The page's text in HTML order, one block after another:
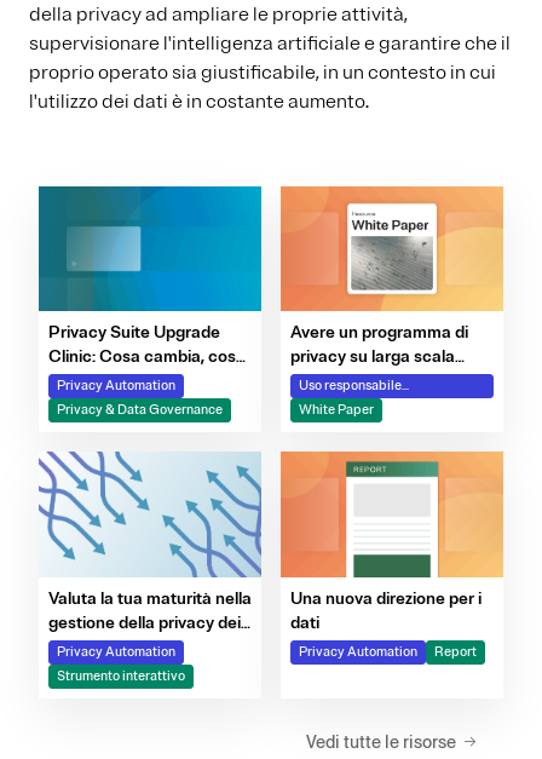
della privacy ad ampliare le proprie attività,
supervisionare l'intelligenza artificiale e garantire che il
proprio operato sia giustificabile, in un contesto in cui
l'utilizzo dei dati è in costante aumento.
Privacy Suite Upgrade
Clinic: Cosa cambia, cosa
migliora e come ottenere
valore rapidamente
Privacy Automation
Privacy & Data Governance
Avere un programma di
privacy su larga scala
senza utilizzare l'IA è
impossibile: la nuova era
della gestione della
privacy
Uso responsabile
dell'intelligenza artificiale
White Paper
Valuta la tua maturità nella
gestione della privacy dei
dati con la nostra
valutazione
Privacy Automation
Strumento interattivo
Una nuova direzione per i
dati
Privacy Automation Report
Vedi tutte le risorse